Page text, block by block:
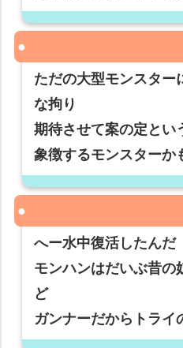
ただの大型モンスター
な拘り
期待させて案の定とい
象徴するモンスターか
へー水中復活したんだ
モンハンはだいぶ昔の
ど
ガンナーだからトライ